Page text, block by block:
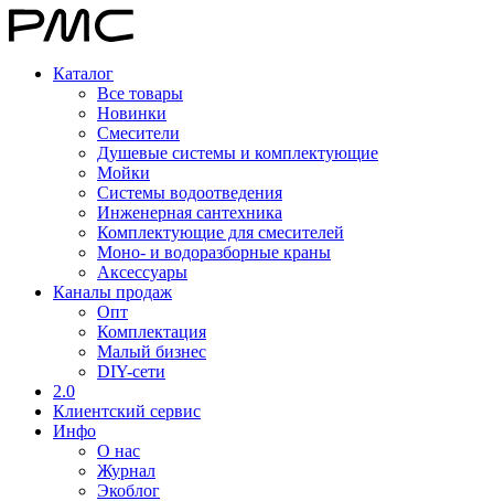
Каталог
Все товары
Новинки
Смесители
Душевые системы и комплектующие
Мойки
Системы водоотведения
Инженерная сантехника
Комплектующие для смесителей
Моно- и водоразборные краны
Аксессуары
Каналы продаж
Опт
Комплектация
Малый бизнес
DIY-сети
2.0
Клиентский сервис
Инфо
О нас
Журнал
Экоблог